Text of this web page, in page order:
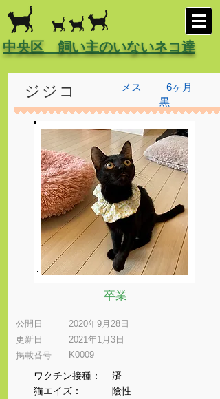
中央区 飼い主のいないネコ達
メス
ジジコ
6ヶ月
黒
卒業
公開日
更新日
​掲載番号
2020年9月28日
2021年1月3日
K0009
ワクチン接種：
猫エイズ：
済
陰性